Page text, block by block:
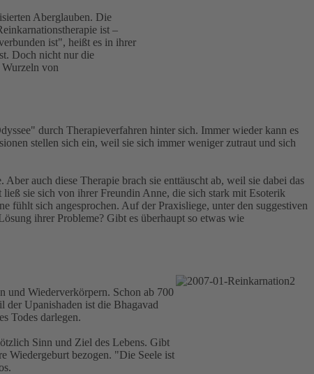
Aberglauben. Die
ist –
ist", heißt es in ihrer
Doch nicht nur die
Wurzeln von
durch Therapieverfahren hinter sich. Immer wieder kann es
stellen sich ein, weil sie sich immer weniger zutraut und sich
auch diese Therapie brach sie enttäuscht ab, weil sie dabei das
sie sich von ihrer Freundin Anne, die sich stark mit Esoterik
fühlt sich angesprochen. Auf der Praxisliege, unter den suggestiven
ihrer Probleme? Gibt es überhaupt so etwas wie
und Wiederverkörpern. Schon ab 700
der Upanishaden ist die Bhagavad
Todes darlegen.
Sinn und Ziel des Lebens. Gibt
Wiedergeburt bezogen. "Die Seele ist